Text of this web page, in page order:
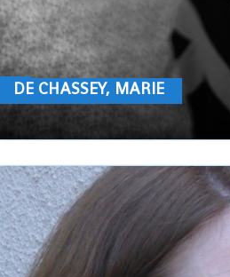
DE CHASSEY, MARIE